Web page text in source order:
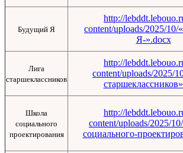
Будущий Я
http://
content/uploads/2025/
Я-».docx
Лига
старшеклассников
http://
content/uploads/2025/
Школа
социального
проектирования
http://
content/uploads/2025/
социального-